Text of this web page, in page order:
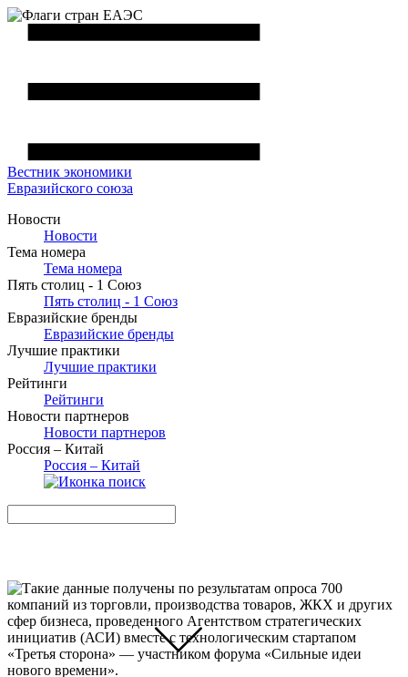
Вестник экономики
Евразийского союза
Новости
Новости
Тема номера
Тема номера
Пять столиц - 1 Союз
Пять столиц - 1 Союз
Евразийские бренды
Евразийские бренды
Лучшие практики
Лучшие практики
Рейтинги
Рейтинги
Новости партнеров
Новости партнеров
Россия – Китай
Россия – Китай